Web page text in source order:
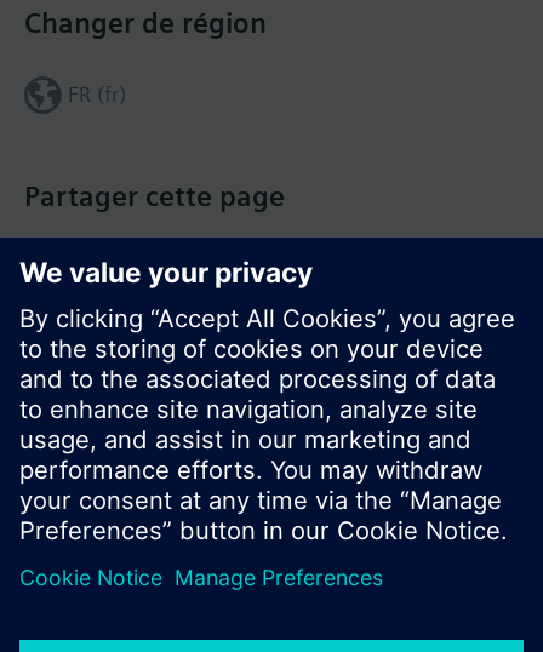
Partager cette page
Changer de région
FR (fr)
© Siemens Switzerland Ltd. Building Technologies
Group - 2016
Le portefeuille des produits peut varier en